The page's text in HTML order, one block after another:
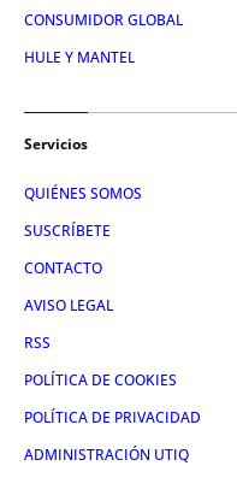
CONSUMIDOR GLOBAL
HULE Y MANTEL
Servicios
QUIÉNES SOMOS
SUSCRÍBETE
CONTACTO
AVISO LEGAL
RSS
POLÍTICA DE COOKIES
POLÍTICA DE PRIVACIDAD
ADMINISTRACIÓN UTIQ